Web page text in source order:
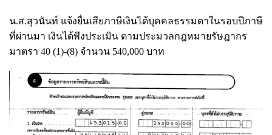
น.ส.สุวนันท์ แจ้งยื่นเสียภาษีเงินได้บุคคลธรรมดาในรอบปีภาษี
ที่ผ่านมา เงินได้พึงประเมิน ตามประมวลกฎหมายรัษฎากร
มาตรา 40 (1)-(8) จำนวน 540,000 บาท